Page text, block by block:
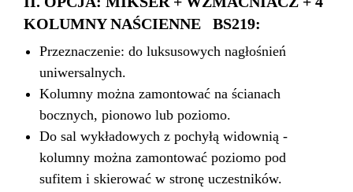
KOLUMNY NAŚCIENNE BS219:
Przeznaczenie: do luksusowych nagłośnień
uniwersalnych.
Kolumny można zamontować na ścianach
bocznych, pionowo lub poziomo.
Do sal wykładowych z pochyłą widownią -
kolumny można zamontować poziomo pod
sufitem i skierować w stronę uczestników.